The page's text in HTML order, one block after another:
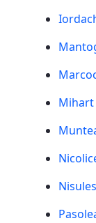
Mihart